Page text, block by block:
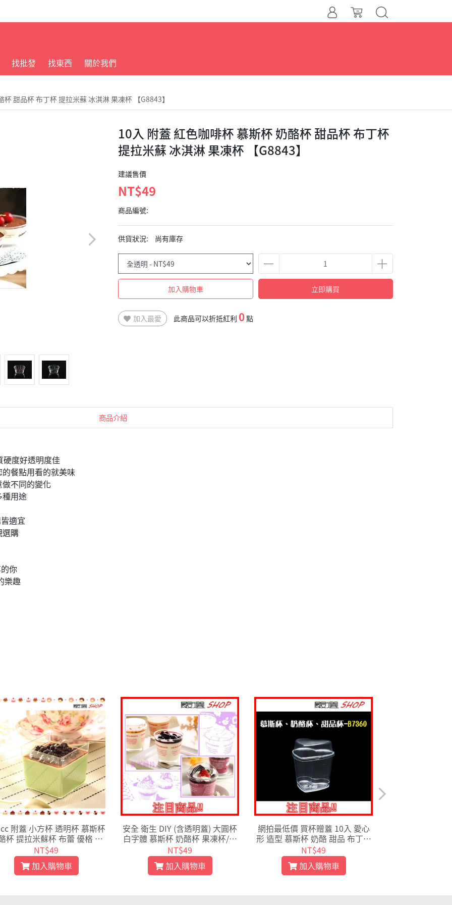
找批發 找東西 關於我們
甜品杯 布丁杯 提拉米蘇 冰淇淋 果凍杯 【G8843】
10入 附蓋 紅色咖啡杯 慕斯杯 奶酪杯 甜品杯 布丁杯
提拉米蘇 冰淇淋 果凍杯 【G8843】
建議售價
NT$49
商品編號:
供貨狀況: 尚有庫存
加入購物車 立即購買
加入最愛 此商品可以折抵紅利 0點
商品介紹
硬度好透明度佳
餐點用看的就美味
做不同的變化
種用途
適宜
選購
你
樂趣
附蓋 小方杯 透明杯 慕斯杯
杯 提拉米蘇杯 布蕾 優格 塑
膠容器 免洗 MY5550
NT$49
加入購物車
安全 衛生 DIY (含透明蓋) 大圓杯
白字體 慕斯杯 奶酪杯 果凍杯/提
拉米蘇 10入D77706
NT$49
加入購物車
網拍最低價 買杯贈蓋 10入 愛心
形 造型 慕斯杯 奶酪 甜品 布丁杯
果凍杯 提拉米蘇 MY 7360
NT$49
加入購物車